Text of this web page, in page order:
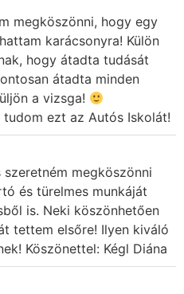
megköszönni, hogy egy
karácsonyra! Külön
hogy átadta tudását
átadta minden
a vizsga!
ezt az Autós Iskolát!
megköszönni
és türelmes munkáját
is. Neki köszönhetően
tettem elsőre! Ilyen kiváló
Köszönettel: Kégl Diána